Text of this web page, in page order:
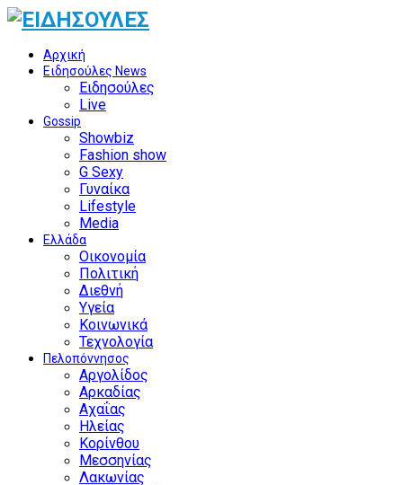
Αρχική
Ειδησούλες News
Ειδησούλες
Live
Gossip
Showbiz
Fashion show
G Sexy
Γυναίκα
Lifestyle
Media
Ελλάδα
Οικονομία
Πολιτική
Διεθνή
Υγεία
Κοινωνικά
Τεχνολογία
Πελοπόννησος
Αργολίδος
Αρκαδίας
Αχαΐας
Ηλείας
Κορίνθου
Μεσσηνίας
Λακωνίας